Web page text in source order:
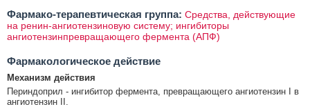
Фармако-терапевтическая группа: Средства, действующие
на ренин-ангиотензиновую систему; ингибиторы
ангиотензинпревращающего фермента (АПФ)
Фармакологическое действие
Механизм действия
Периндоприл - ингибитор фермента, превращающего ангиотензин I в
ангиотензин II.